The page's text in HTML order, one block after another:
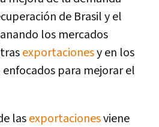
de Brasil y el
los mercados
exportacionesy en los
para mejorar el
lasexportacionesviene